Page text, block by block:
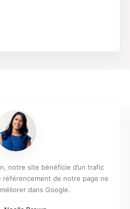
notre site bénéficie d’un trafic
de notre page ne
dans Google.